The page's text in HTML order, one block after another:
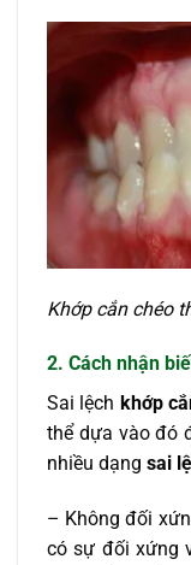
Khớp cắn chéo
2. Cách nhận
Sai lệch khớp
thể dựa vào đó
nhiều dạng sai
– Không đối
có sự đối xứng